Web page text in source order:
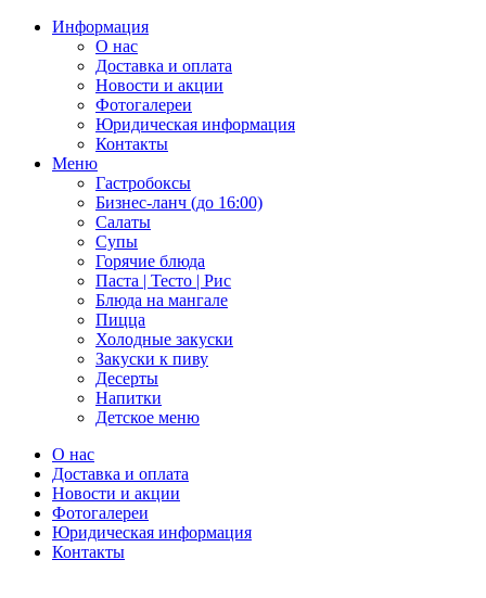
Информация
О нас
Доставка и оплата
Новости и акции
Фотогалереи
Юридическая информация
Контакты
Меню
Гастробоксы
Бизнес-ланч (до 16:00)
Салаты
Супы
Горячие блюда
Паста | Тесто | Рис
Блюда на мангале
Пицца
Холодные закуски
Закуски к пиву
Десерты
Напитки
Детское меню
О нас
Доставка и оплата
Новости и акции
Фотогалереи
Юридическая информация
Контакты